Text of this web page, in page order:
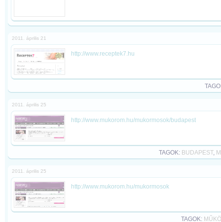
2011. április 21
http://www.receptek7.hu
2011. április 25
http://www.mukorom.hu/mukormosok/budapest
TAGOK: BUDAPEST,
2011. április 25
http://www.mukorom.hu/mukormosok
TAGOK: